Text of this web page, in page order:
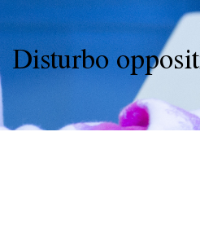
Disturbo